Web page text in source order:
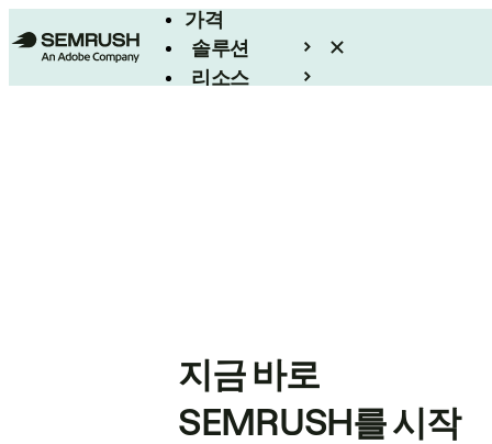
가격
솔루션
리소스
지금 바로
SEMRUSH를 시작